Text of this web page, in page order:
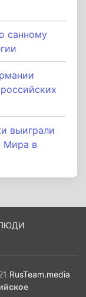
санному
выиграли
Мира в
RusTeam.media